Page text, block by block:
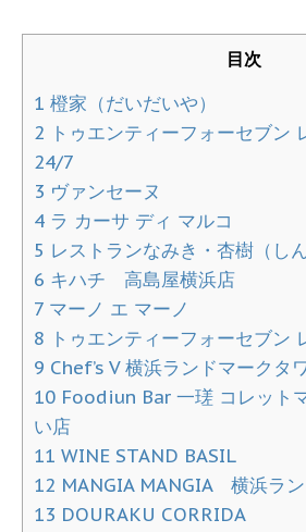
目次
1 橙家（だいだいや）
2 トゥエンティーフォーセブ
24/7
3 ヴァンセーヌ
4 ラ カーサ ディ マルコ
5 レストランなみき・杏樹（しん
6 キハチ 高島屋横浜店
7 マーノ エ マーノ
8 トゥエンティーフォーセブ
9 Chef’s V 横浜ランドマークタ
10 Foodiun Bar 一瑳 コレット
い店
11 WINE STAND BASIL
12 MANGIA MANGIA 横浜ラ
13 DOURAKU CORRIDA